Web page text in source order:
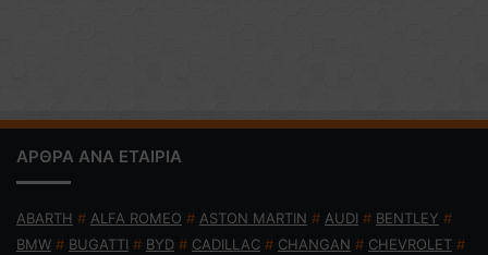
ΑΡΘΡΑ ΑΝΑ ΕΤΑΙΡΙΑ
ABARTH # ALFA ROMEO # ASTON MARTIN # AUDI # BENTLEY #
BMW # BUGATTI # BYD # CADILLAC # CHANGAN # CHEVROLET #